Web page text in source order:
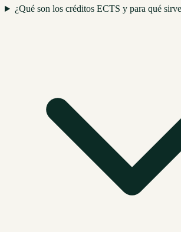
¿Qué son los créditos ECTS y para qué